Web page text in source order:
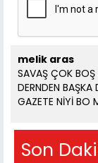
melik aras
SAVAŞ ÇOK BOŞ
DERNDEN
GAZETE NİYİ BO
Son